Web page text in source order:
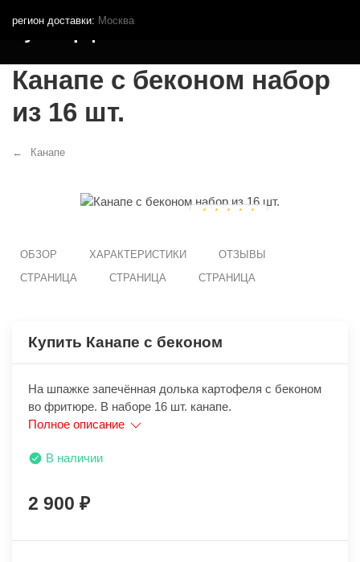
регион доставки: Москва
Кутья.рф
Канапе с беконом набор
из 16 шт.
Канапе
ОБЗОР ХАРАКТЕРИСТИКИ
ОТЗЫВЫ
СТРАНИЦА
СТРАНИЦА СТРАНИЦА
Купить Канапе с беконом
На шпажке запечённая долька картофеля с беконом
во фритюре. В наборе 16 шт. канапе.
Полное описание
В наличии
2 900